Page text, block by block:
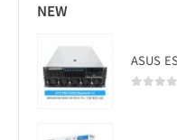
NEW